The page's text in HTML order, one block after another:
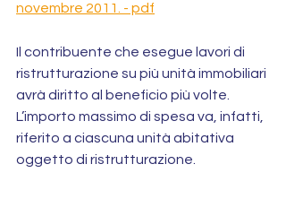
novembre 2011. - pdf
Il contribuente che esegue lavori di
ristrutturazione su più unità immobiliari
avrà diritto al beneficio più volte.
L’importo massimo di spesa va, infatti,
riferito a ciascuna unità abitativa
oggetto di ristrutturazione.